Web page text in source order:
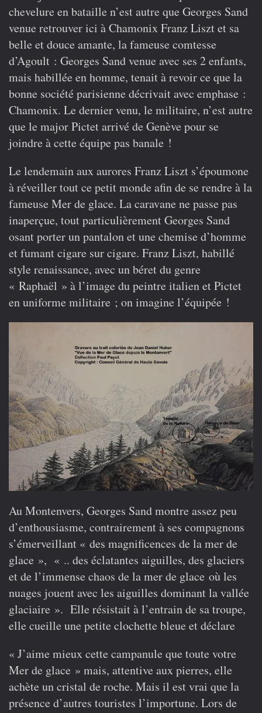
chevelure en bataille n’est autre que Georges Sand
venue retrouver ici à Chamonix Franz Liszt et sa
belle et douce amante, la fameuse comtesse
d’Agoult : Georges Sand venue avec ses 2 enfants,
mais habillée en homme, tenait à revoir ce que la
bonne société parisienne décrivait avec emphase :
Chamonix. Le dernier venu, le militaire, n’est autre
que le major Pictet arrivé de Genève pour se
joindre à cette équipe pas banale !
Le lendemain aux aurores Franz Liszt s’époumone
à réveiller tout ce petit monde afin de se rendre à la
fameuse Mer de glace. La caravane ne passe pas
inaperçue, tout particulièrement Georges Sand
osant porter un pantalon et une chemise d’homme
et fumant cigare sur cigare. Franz Liszt, habillé
style renaissance, avec un béret du genre
« Raphaël » à l’image du peintre italien et Pictet
en uniforme militaire ; on imagine l’équipée !
Au Montenvers, Georges Sand montre assez peu
d’enthousiasme, contrairement à ses compagnons
s’émerveillant « des magnificences de la mer de
glace », « .. des éclatantes aiguilles, des glaciers
et de l’immense chaos de la mer de glace où les
nuages jouent avec les aiguilles dominant la vallée
glaciaire ». Elle résistait à l’entrain de sa troupe,
elle cueille une petite clochette bleue et déclare
« J’aime mieux cette campanule que toute votre
Mer de glace » mais, attentive aux pierres, elle
achète un cristal de roche. Mais il est vrai que la
présence d’autres touristes l’importune. Lors de